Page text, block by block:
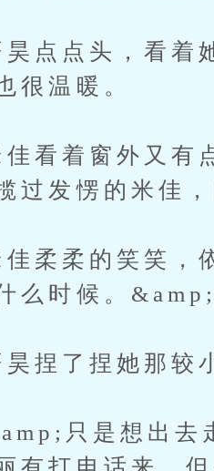
点点头，看着
很温暖。
看着窗外又有
过发愣的米佳
柔柔的笑笑，
么时候。&amp;
捏了捏她那较
只是想出去